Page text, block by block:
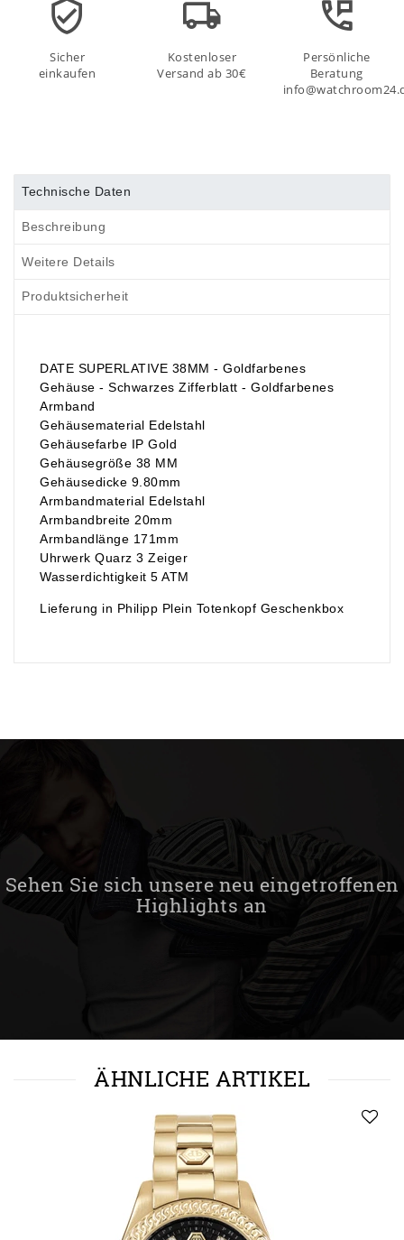
Sicher
einkaufen
Kostenloser
Versand ab 30€
Persönliche
Beratung
Technische Daten
Beschreibung
Weitere Details
Produktsicherheit
DATE SUPERLATIVE 38MM - Goldfarbenes
Gehäuse - Schwarzes Zifferblatt - Goldfarbenes
Armband
Gehäusematerial Edelstahl
Gehäusefarbe IP Gold
Gehäusegröße 38 MM
Gehäusedicke 9.80mm
Armbandmaterial Edelstahl
Armbandbreite 20mm
Armbandlänge 171mm
Uhrwerk Quarz 3 Zeiger
Wasserdichtigkeit 5 ATM
Lieferung in Philipp Plein Totenkopf Geschenkbox
Sehen Sie sich unsere neu eingetroffenen
Highlights an
ÄHNLICHE ARTIKEL